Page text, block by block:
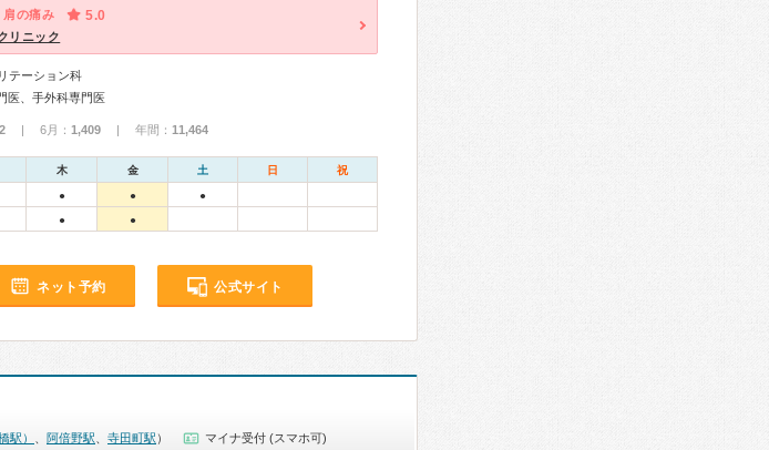
肩の痛み 5.0
リニック
テーション科
医、手外科専門医
| 6月： 1,409 | 年間： 11,464
木 金 土 日 祝
● ● ●
● ●
ネット予約 公式サイト
駅） 阿倍野駅 寺田町駅 ） マイナ受付 (スマホ可)